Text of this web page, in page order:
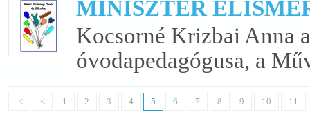
MINISZTER
Kocsorné Krizbai Anna
óvodapedagógusa, a
|< < 1 2 3 4 5 6 7 8 9 10 11